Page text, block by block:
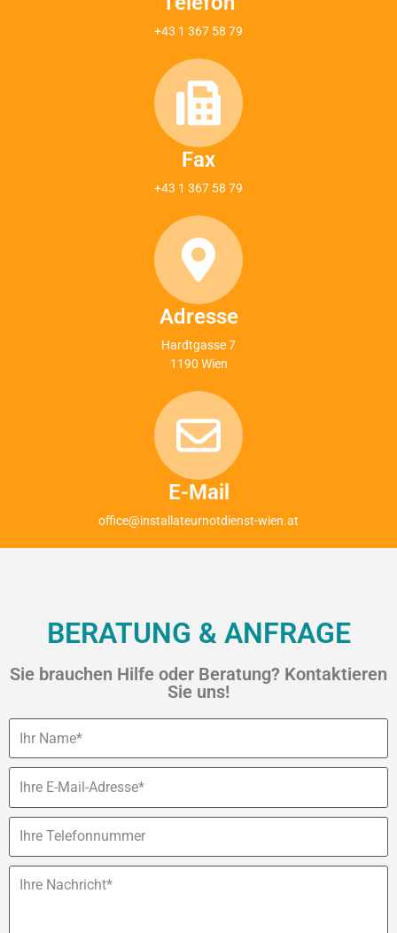
+43 1 367 58 79
Fax
+43 1 367 58 79
Adresse
Hardtgasse 7
1190 Wien
E-Mail
office@installateurnotdienst-wien.at
BERATUNG & ANFRAGE
Sie brauchen Hilfe oder Beratung? Kontaktieren
Sie uns!